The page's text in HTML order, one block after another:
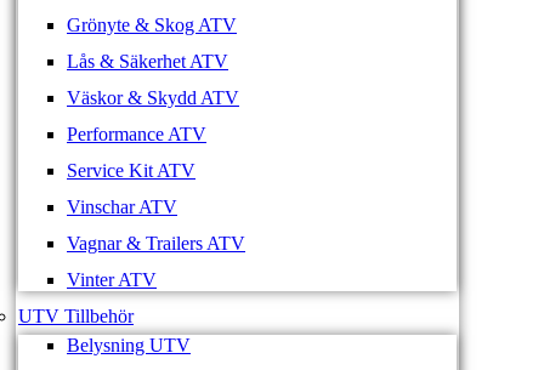
Grönyte & Skog ATV
Lås & Säkerhet ATV
Väskor & Skydd ATV
Performance ATV
Service Kit ATV
Vinschar ATV
Vagnar & Trailers ATV
Vinter ATV
UTV Tillbehör
Belysning UTV